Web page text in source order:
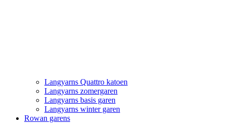
Langyarns Quattro katoen
Langyarns zomergaren
Langyarns basis garen
Langyarns winter garen
Rowan garens